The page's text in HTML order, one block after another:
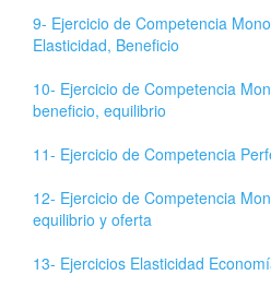
9- Ejercicio de Competencia
Elasticidad, Beneficio
10- Ejercicio de Competencia
beneficio, equilibrio
11- Ejercicio de Competencia
12- Ejercicio de Competencia
equilibrio y oferta
13- Ejercicios Elasticidad